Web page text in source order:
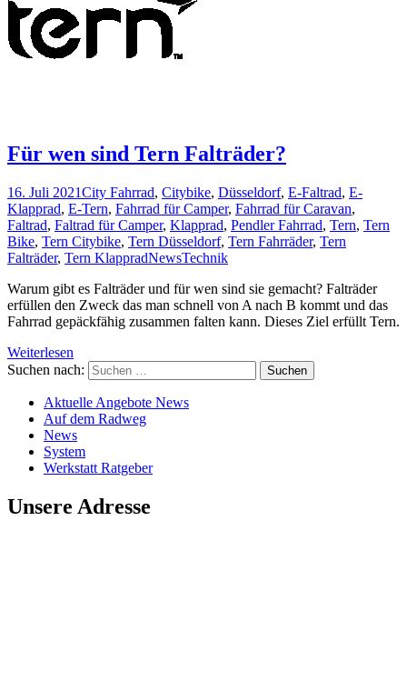
Für wen sind Tern Falträder?
16. Juli 2021City Fahrrad, Citybike, Düsseldorf, E-Faltrad, E-
Klapprad, E-Tern, Fahrrad für Camper, Fahrrad für Caravan,
Faltrad, Faltrad für Camper, Klapprad, Pendler Fahrrad, Tern, Tern
Bike, Tern Citybike, Tern Düsseldorf, Tern Fahrräder, Tern
Falträder, Tern KlappradNewsTechnik
Warum gibt es Falträder und für wen sind sie gemacht? Falträder
erfüllen den Zweck das man schnell von A nach B kommt und das
Fahrrad gepäckfähig zusammen falten kann. Dieses Ziel erfüllt Tern.
Weiterlesen
Suchen nach:
Aktuelle Angebote News
Auf dem Radweg
News
System
Werkstatt Ratgeber
Unsere Adresse